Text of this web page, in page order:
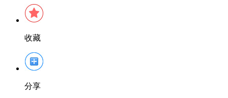
收藏
分享